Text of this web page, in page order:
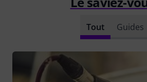
Tout Guides